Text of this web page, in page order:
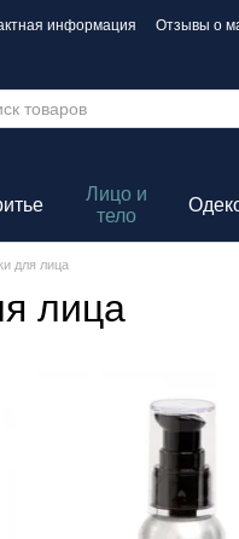
информация Отзывы о
Лицо и
тело
для лица
лица